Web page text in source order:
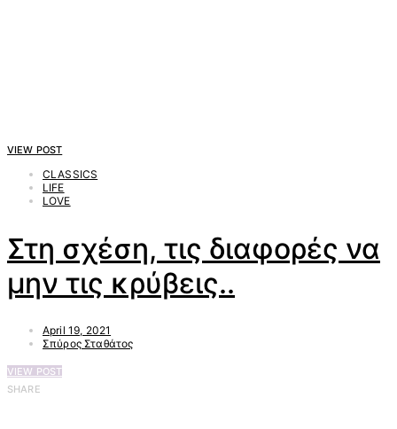
VIEW POST
CLASSICS
LIFE
LOVE
Στη σχέση, τις διαφορές να
μην τις κρύβεις..
April 19, 2021
Σπύρος Σταθάτος
VIEW POST
SHARE